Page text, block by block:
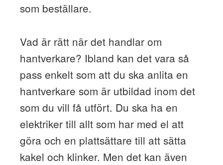
som beställare.
Vad är rätt när det handlar om
hantverkare? Ibland kan det vara så
pass enkelt som att du ska anlita en
hantverkare som är utbildad inom det
som du vill få utfört. Du ska ha en
elektriker till allt som har med el att
göra och en plattsättare till att sätta
kakel och klinker. Men det kan även